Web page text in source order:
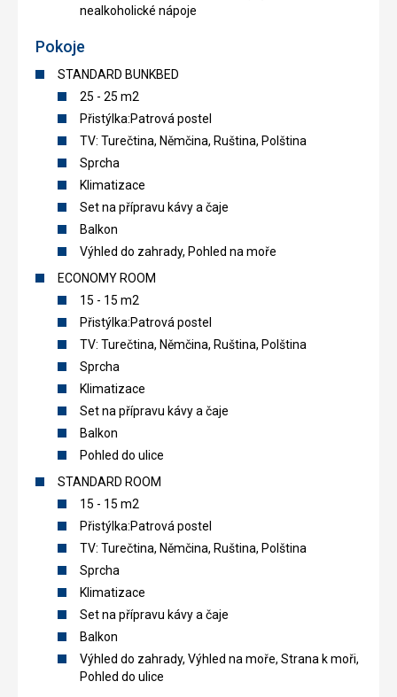
nealkoholické nápoje
Pokoje
STANDARD BUNKBED
25 - 25 m2
Přistýlka:Patrová postel
TV: Turečtina, Němčina, Ruština, Polština
Sprcha
Klimatizace
Set na přípravu kávy a čaje
Balkon
Výhled do zahrady, Pohled na moře
ECONOMY ROOM
15 - 15 m2
Přistýlka:Patrová postel
TV: Turečtina, Němčina, Ruština, Polština
Sprcha
Klimatizace
Set na přípravu kávy a čaje
Balkon
Pohled do ulice
STANDARD ROOM
15 - 15 m2
Přistýlka:Patrová postel
TV: Turečtina, Němčina, Ruština, Polština
Sprcha
Klimatizace
Set na přípravu kávy a čaje
Balkon
Výhled do zahrady, Výhled na moře, Strana k moři,
Pohled do ulice